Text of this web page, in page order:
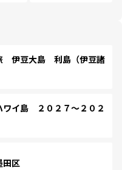
伊豆大島 利島（伊豆諸
イ島 ２０２７～２０２
区